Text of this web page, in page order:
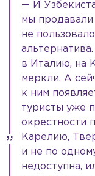
— И
мы продавали
не
в Италию, на
меркли. А
к ним
туристы уже
окрестности
Карелию,
и не по
недоступна,